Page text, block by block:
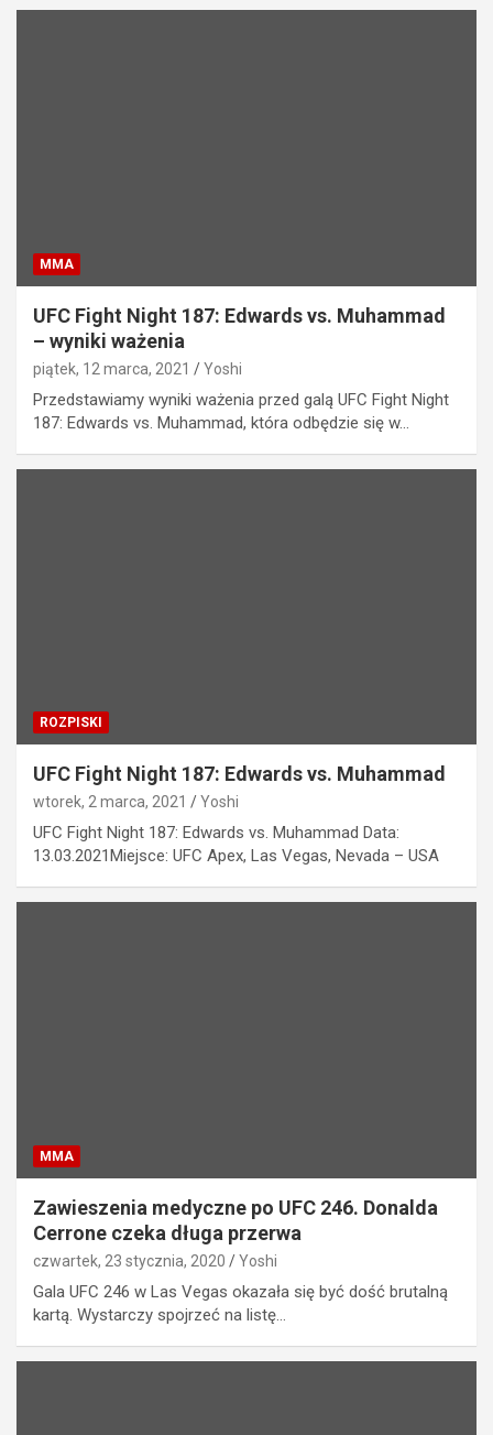
MMA
UFC Fight Night 187: Edwards vs. Muhammad
– wyniki ważenia
piątek, 12 marca, 2021 Yoshi
Przedstawiamy wyniki ważenia przed galą UFC Fight Night
187: Edwards vs. Muhammad, która odbędzie się w…
ROZPISKI
UFC Fight Night 187: Edwards vs. Muhammad
wtorek, 2 marca, 2021 Yoshi
UFC Fight Night 187: Edwards vs. Muhammad Data:
13.03.2021Miejsce: UFC Apex, Las Vegas, Nevada – USA
MMA
Zawieszenia medyczne po UFC 246. Donalda
Cerrone czeka długa przerwa
czwartek, 23 stycznia, 2020 Yoshi
Gala UFC 246 w Las Vegas okazała się być dość brutalną
kartą. Wystarczy spojrzeć na listę…